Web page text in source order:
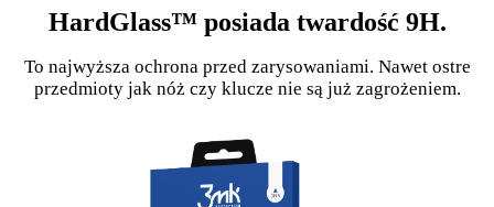
HardGlass™ posiada twardość 9H.
To najwyższa ochrona przed zarysowaniami. Nawet ostre
przedmioty jak nóż czy klucze nie są już zagrożeniem.